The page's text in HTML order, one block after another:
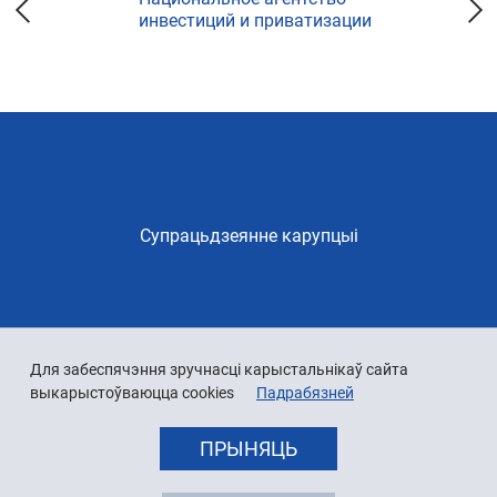
Для забеспячэння зручнасці карыстальнікаў сайта
выкарыстоўваюцца cookies
Падрабязней
ПРЫНЯЦЬ
инвестиций и приватизации
Супрацьдзеянне карупцыі